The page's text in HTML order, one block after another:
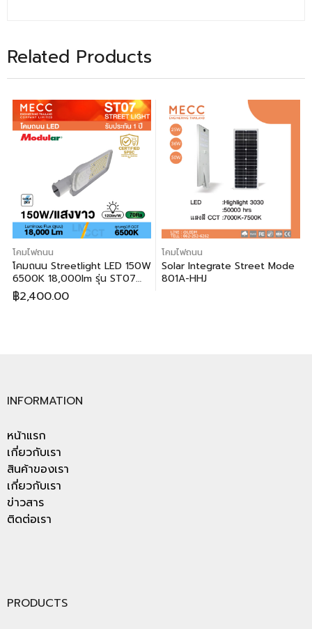
Related Products
โคมไฟถนน
โคมถนน Streetlight LED 150W
6500K 18,000lm รุ่น ST07
แสงขาว
฿2,400.00
โคมไฟถนน
Solar Integrate Street Mode
801A-HHJ
INFORMATION
หน้าแรก
เกี่ยวกับเรา
สินค้าของเรา
เกี่ยวกับเรา
ข่าวสาร
ติดต่อเรา
PRODUCTS